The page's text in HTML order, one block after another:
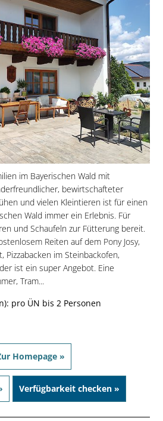
im Bayerischen Wald mit
bewirtschafteter
und vielen Kleintieren ist für einen
Wald immer ein Erlebnis. Für
und Schaufeln zur Fütterung bereit.
Reiten auf dem Pony Josy,
Pizzabacken im Steinbackofen,
ist ein super Angebot. Eine
Tram...
pro ÜN bis 2 Personen
Homepage »
Verfügbarkeit checken »